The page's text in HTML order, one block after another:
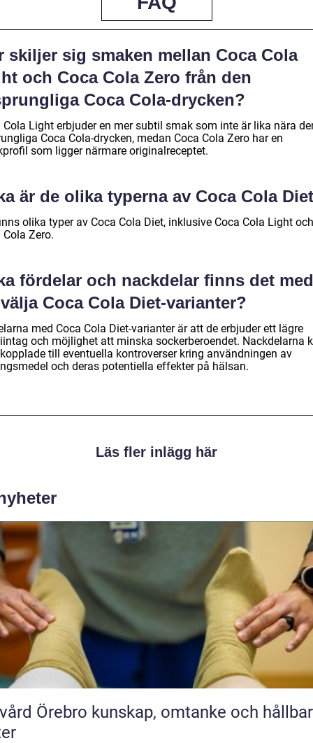
skiljer sig smaken mellan Coca Cola
och Coca Cola Zero från den
Coca Cola-drycken?
Cola Light erbjuder en mer subtil smak som inte är lika nära
Coca Cola-drycken, medan Coca Cola Zero har en
som ligger närmare originalreceptet.
är de olika typerna av Coca Cola
olika typer av Coca Cola Diet, inklusive Coca Cola Light och
Cola Zero.
fördelar och nackdelar finns det med
Coca Cola Diet-varianter?
med Coca Cola Diet-varianter är att de erbjuder ett lägre
och möjlighet att minska sockerberoendet. Nackdelarna
till eventuella kontroverser kring användningen av
och deras potentiella effekter på hälsan.
Läs fler inlägg här
kunskap, omtanke och hållbara